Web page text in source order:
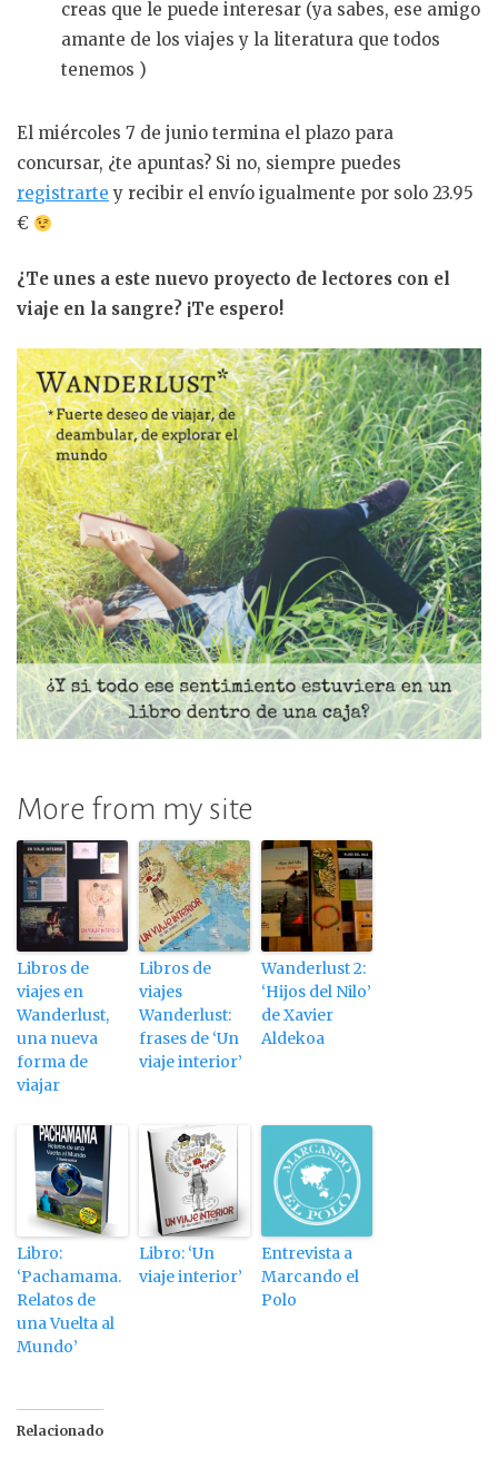
creas que le puede interesar (ya sabes, ese amigo
amante de los viajes y la literatura que todos
tenemos )
El miércoles 7 de junio termina el plazo para
concursar, ¿te apuntas? Si no, siempre puedes
registrarte y recibir el envío igualmente por solo 23.95
€
¿Te unes a este nuevo proyecto de lectores con el
viaje en la sangre? ¡Te espero!
More from my site
Libros de
viajes en
Wanderlust,
una nueva
forma de
viajar
Libros de
viajes
Wanderlust:
frases de ‘Un
viaje interior’
Wanderlust 2:
‘Hijos del Nilo’
de Xavier
Aldekoa
Libro:
‘Pachamama.
Relatos de
una Vuelta al
Mundo’
Libro: ‘Un
viaje interior’
Entrevista a
Marcando el
Polo
Relacionado